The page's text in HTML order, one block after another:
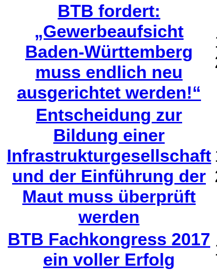
BTB fordert:
„Gewerbeaufsicht
Baden-Württemberg
muss endlich neu
ausgerichtet werden!“
Entscheidung zur
Bildung einer
Infrastrukturgesellschaft
und der Einführung der
Maut muss überprüft
werden
BTB Fachkongress 2017
ein voller Erfolg